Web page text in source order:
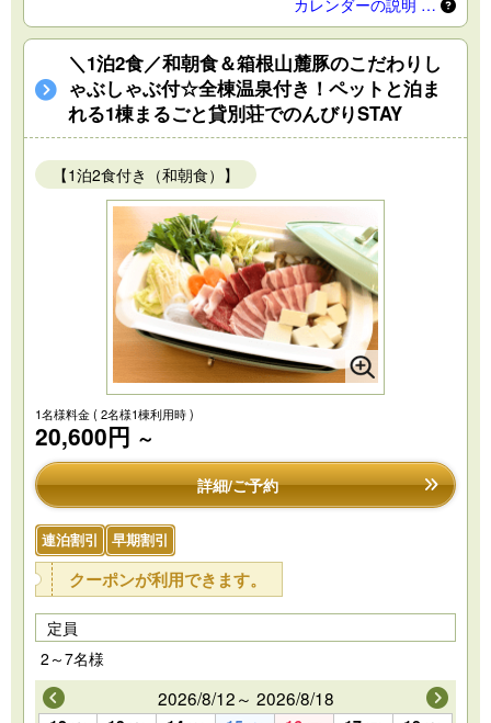
カレンダーの説明 …
＼1泊2食／和朝食＆箱根山麓豚のこだわりし
ゃぶしゃぶ付☆全棟温泉付き！ペットと泊ま
れる1棟まるごと貸別荘でのんびりSTAY
【1泊2食付き（和朝食）】
1名様料金( 2名様1棟利用時 )
20,600円 ～
詳細/ご予約
連泊割引 早期割引
クーポンが利用できます。
定員
2～7名様
2026/8/12～ 2026/8/18